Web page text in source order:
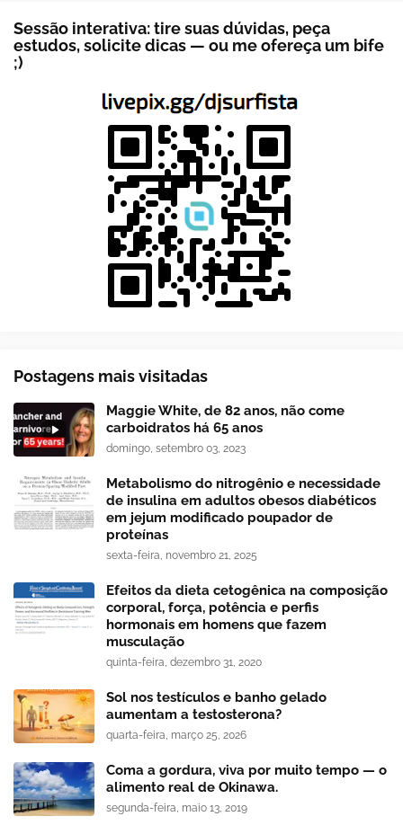
Sessão interativa: tire suas dúvidas, peça
estudos, solicite dicas — ou me ofereça um bife
;)
Postagens mais visitadas
Maggie White, de 82 anos, não come
carboidratos há 65 anos
domingo, setembro 03, 2023
Metabolismo do nitrogênio e necessidade
de insulina em adultos obesos diabéticos
em jejum modificado poupador de
proteínas
sexta-feira, novembro 21, 2025
Efeitos da dieta cetogênica na composição
corporal, força, potência e perfis
hormonais em homens que fazem
musculação
quinta-feira, dezembro 31, 2020
Sol nos testículos e banho gelado
aumentam a testosterona?
quarta-feira, março 25, 2026
Coma a gordura, viva por muito tempo — o
alimento real de Okinawa.
segunda-feira, maio 13, 2019